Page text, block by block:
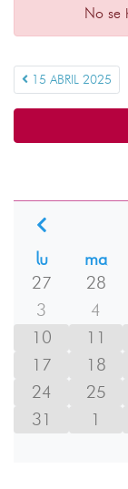
No se
15 ABRIL 2025
lu
ma
27
28
3
4
10
11
17
18
24
25
31
1